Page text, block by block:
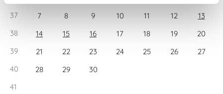
37
7 8 9 10 11 12
13
38
14 15 16 17 18 19
20
39
21 22 23 24 25 26
27
40
28 29
30
41